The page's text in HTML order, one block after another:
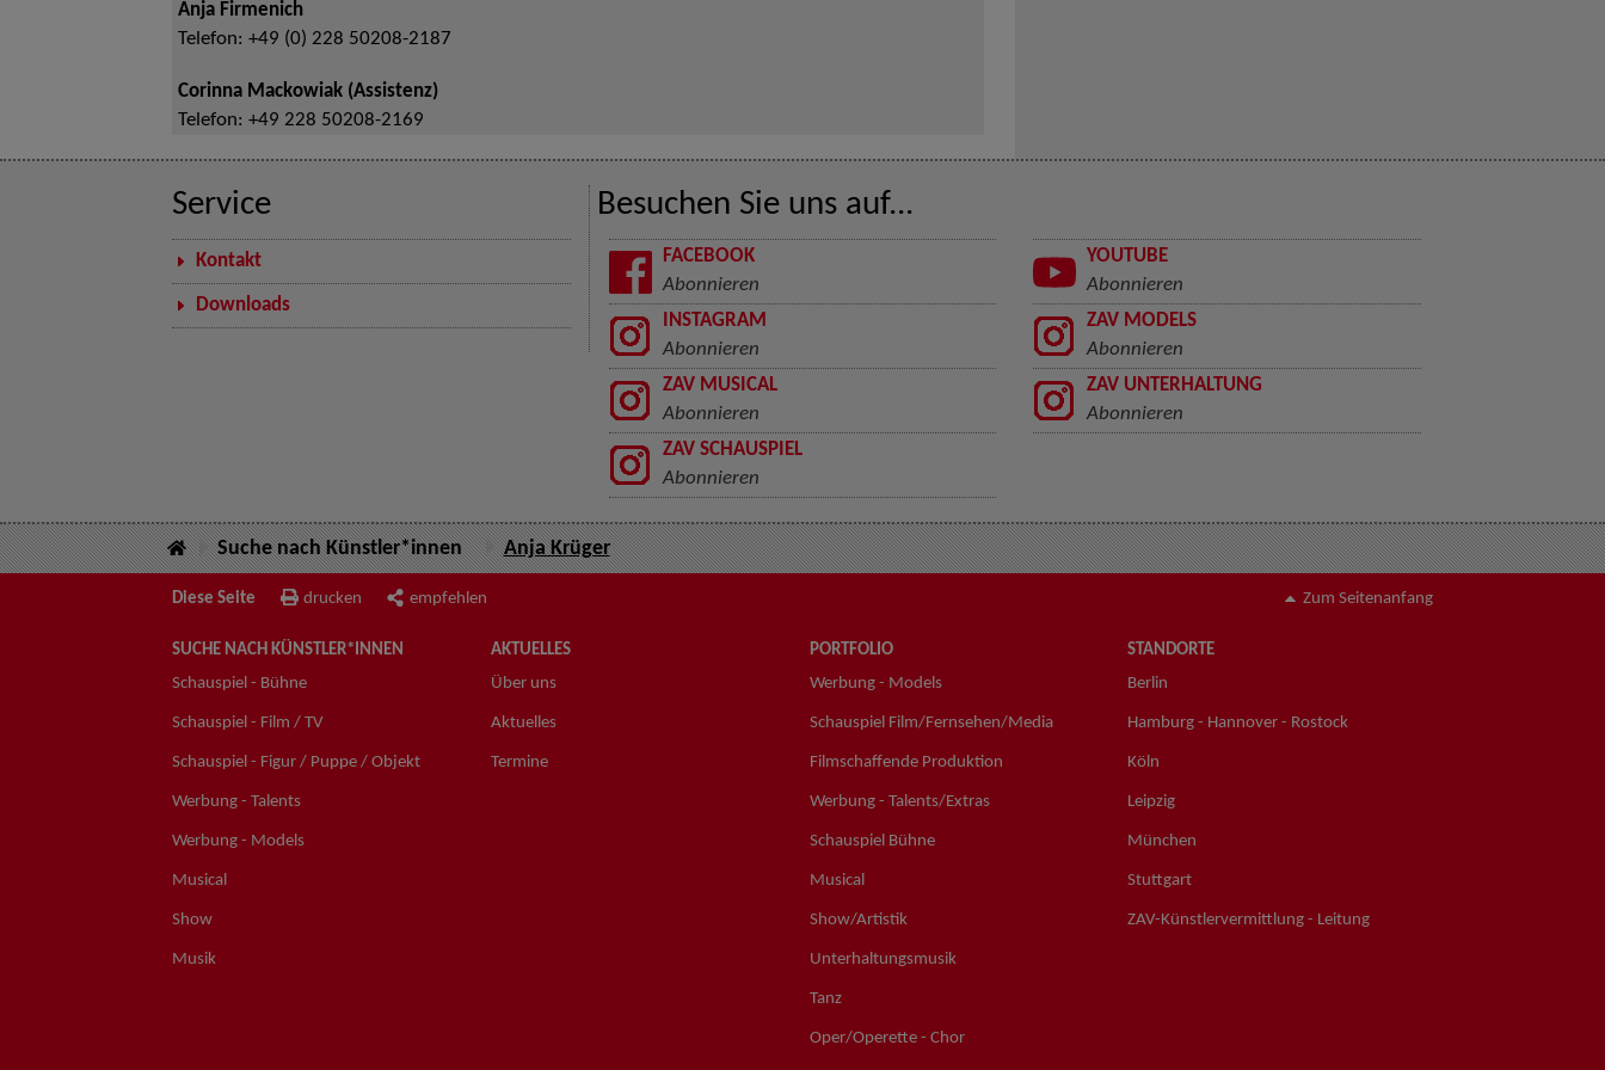
Anja Firmenich
Telefon: +49 (0) 228 50208-2187
Corinna Mackowiak (Assistenz)
Telefon: +49 228 50208-2169
Service
Kontakt
Downloads
Besuchen Sie uns auf...
FACEBOOK
Abonnieren
YOUTUBE
Abonnieren
INSTAGRAM
Abonnieren
ZAV MODELS
Abonnieren
ZAV MUSICAL
Abonnieren
ZAV UNTERHALTUNG
Abonnieren
ZAV SCHAUSPIEL
Abonnieren
Suche nach Künstler*innen Anja Krüger
Diese Seite drucken empfehlen Zum Seitenanfang
SUCHE NACH KÜNSTLER*INNEN
Schauspiel - Bühne
Schauspiel - Film / TV
Schauspiel - Figur / Puppe / Objekt
Werbung - Talents
Werbung - Models
Musical
Show
Musik
AKTUELLES
Über uns
Aktuelles
Termine
PORTFOLIO
Werbung - Models
Schauspiel Film/Fernsehen/Media
Filmschaffende Produktion
Werbung - Talents/Extras
Schauspiel Bühne
Musical
Show/Artistik
Unterhaltungsmusik
Tanz
Oper/Operette - Chor
STANDORTE
Berlin
Hamburg - Hannover - Rostock
Köln
Leipzig
München
Stuttgart
ZAV-Künstlervermittlung - Leitung